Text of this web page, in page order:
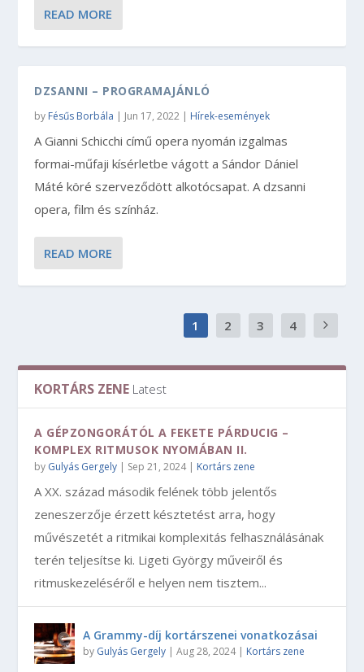
READ MORE
DZSANNI – PROGRAMAJÁNLÓ
by Fésűs Borbála | Jun 17, 2022 | Hírek-események
A Gianni Schicchi című opera nyomán izgalmas
formai-műfaji kísérletbe vágott a Sándor Dániel
Máté köré szerveződött alkotócsapat. A dzsanni
opera, film és színház.
READ MORE
1 2 3 4
KORTÁRS ZENE Latest
A GÉPZONGORÁTÓL A FEKETE PÁRDUCIG –
KOMPLEX RITMUSOK NYOMÁBAN II.
by Gulyás Gergely | Sep 21, 2024| Kortárs zene
A XX. század második felének több jelentős
zeneszerzője érzett késztetést arra, hogy
művészetét a ritmikai komplexitás felhasználásának
terén teljesítse ki. Ligeti György műveiről és
ritmuskezeléséről e helyen nem tisztem...
A Grammy-díj kortárszenei vonatkozásai
by Gulyás Gergely |Aug 28, 2024| Kortárs zene